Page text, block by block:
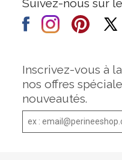
Suivez-nous sur
Inscrivez-vous à
nos offres
nouveautés.